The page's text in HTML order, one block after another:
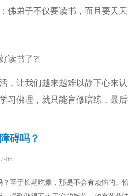
佛弟子不仅要读书，而且要天
读书了?!
，让我们越来越难以静下心来
习佛理，就只能盲修瞎练，最后
碍吗？
05
至于长期吃素，那是不会有烦恼的。